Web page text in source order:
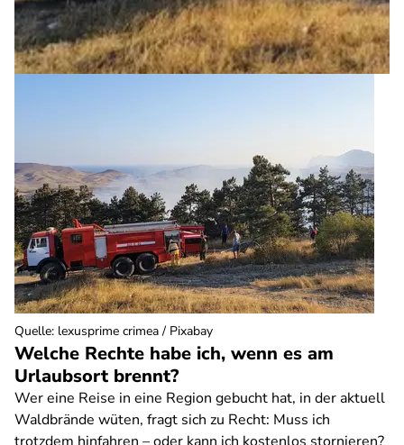
Welche Rechte habe ich, wenn es am
Urlaubsort brennt?
Wer eine Reise in eine Region gebucht hat, in der aktuell
Waldbrände wüten, fragt sich zu Recht: Muss ich
Quelle: lexusprime crimea / Pixabay